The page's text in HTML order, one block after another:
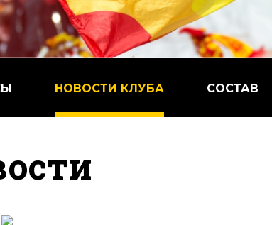
НОВОСТИ КЛУБА СОСТАВ